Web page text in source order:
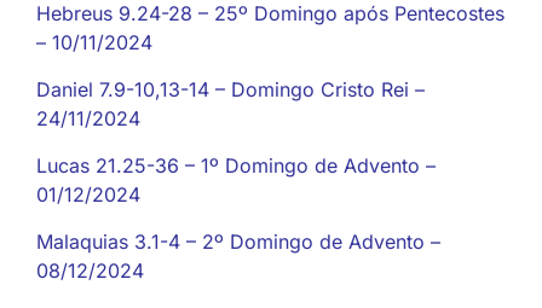
Hebreus 9.24-28 – 25º Domingo após Pentecostes
– 10/11/2024
Daniel 7.9-10,13-14 – Domingo Cristo Rei –
24/11/2024
Lucas 21.25-36 – 1º Domingo de Advento –
01/12/2024
Malaquias 3.1-4 – 2º Domingo de Advento –
08/12/2024